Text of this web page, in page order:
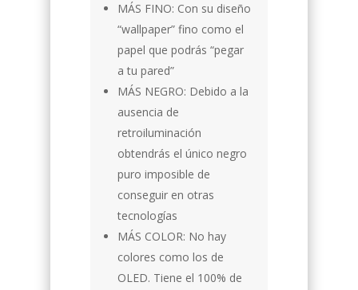
MÁS FINO: Con su diseño
“wallpaper” fino como el
papel que podrás “pegar
a tu pared”
MÁS NEGRO: Debido a la
ausencia de
retroiluminación
obtendrás el único negro
puro imposible de
conseguir en otras
tecnologías
MÁS COLOR: No hay
colores como los de
OLED. Tiene el 100% de